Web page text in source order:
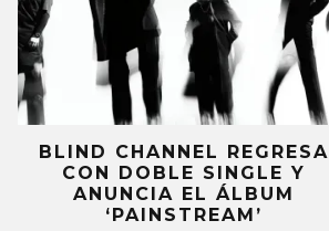
BLIND CHANNEL REGRESA
CON DOBLE SINGLE Y
ANUNCIA EL ÁLBUM
‘PAINSTREAM’